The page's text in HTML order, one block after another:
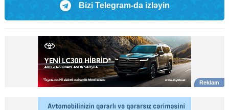
Bizi Telegram-da izləyin